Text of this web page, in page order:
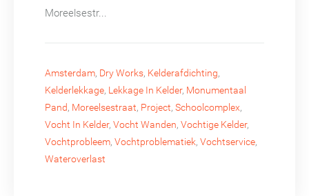
Moreelsestr...
Amsterdam, Dry Works, Kelderafdichting,
Kelderlekkage, Lekkage In Kelder, Monumentaal
Pand, Moreelsestraat, Project, Schoolcomplex,
Vocht In Kelder, Vocht Wanden, Vochtige Kelder,
Vochtprobleem, Vochtproblematiek, Vochtservice,
Wateroverlast